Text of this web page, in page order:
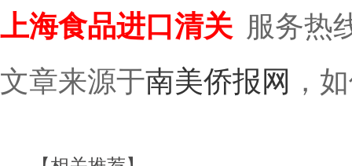
上海食品进口清关 服务热
文章来源于南美侨报网 ，